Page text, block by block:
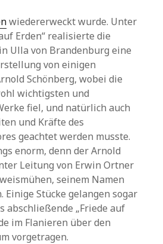
wiedererweckt wurde. Unter
Erden“ realisierte die
Ulla von Brandenburg eine
von einigen
Schönberg, wobei die
wichtigsten und
fiel, und natürlich auch
und Kräfte des
geachtet werden musste.
enorm, denn der Arnold
Leitung von Erwin Ortner
seinem Namen
Einige Stücke gelangen sogar
abschließende „Friede auf
im Flanieren über den
vorgetragen.